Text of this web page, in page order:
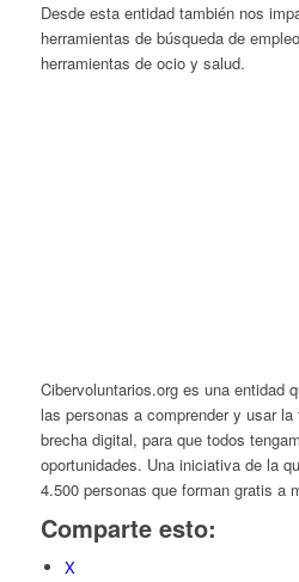
Desde esta entidad también nos
herramientas de búsqueda de
herramientas de ocio y salud.
Cibervoluntarios.org es una entidad
las personas a comprender y usar
brecha digital, para que todos
oportunidades. Una iniciativa de la
4.500 personas que forman gratis a
Comparte esto:
X